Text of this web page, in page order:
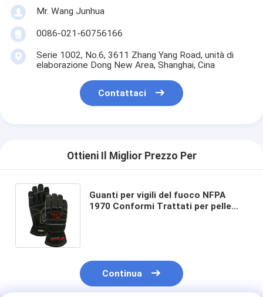
Mr. Wang Junhua
0086-021-60756166
Serie 1002, No.6, 3611 Zhang Yang Road, unità di
elaborazione Dong New Area, Shanghai, Cina
Contattaci
Ottieni Il Miglior Prezzo Per
Guanti per vigili del fuoco NFPA
1970 Conformi Trattati per pelle
Continua